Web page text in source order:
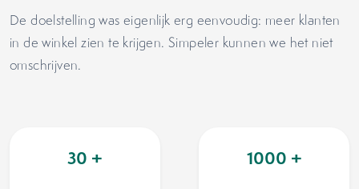
De doelstelling was eigenlijk erg eenvoudig: meer klanten
in de winkel zien te krijgen. Simpeler kunnen we het niet
omschrijven.
30 + 1000 +